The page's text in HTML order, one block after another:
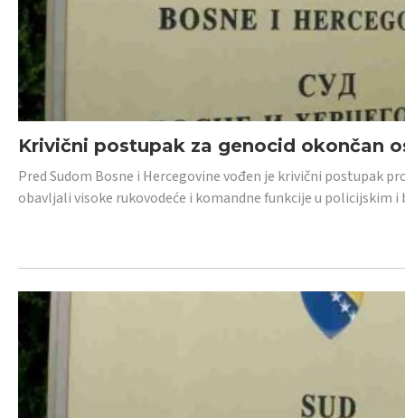
Krivični postupak za genocid okončan
Pred Sudom Bosne i Hercegovine vođen je krivični postupak
obavljali visoke rukovodeće i komandne funkcije u policijskim